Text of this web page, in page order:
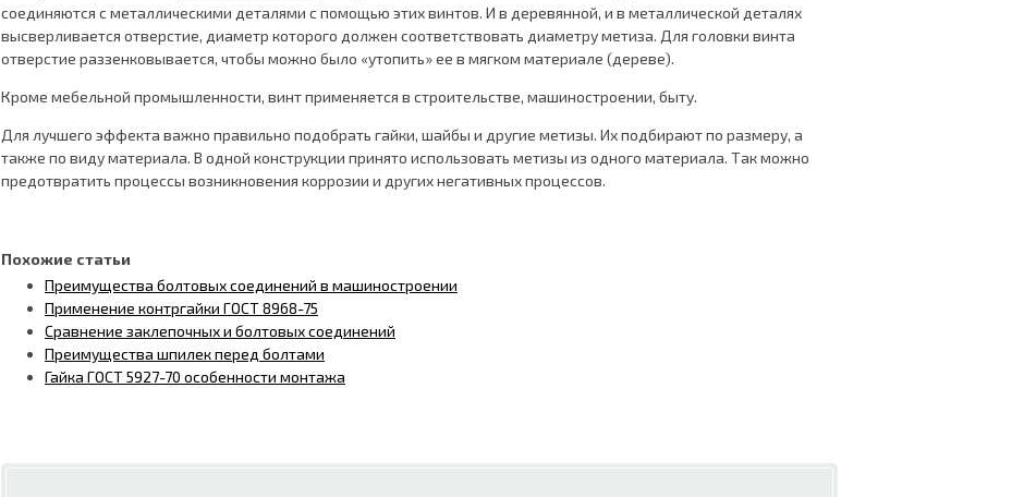
соединяются с металлическими деталями с помощью этих винтов. И в деревянной, и в металлической деталях
высверливается отверстие, диаметр которого должен соответствовать диаметру метиза. Для головки винта
отверстие раззенковывается, чтобы можно было «утопить» ее в мягком материале (дереве).
Кроме мебельной промышленности, винт применяется в строительстве, машиностроении, быту.
Для лучшего эффекта важно правильно подобрать гайки, шайбы и другие метизы. Их подбирают по размеру, а
также по виду материала. В одной конструкции принято использовать метизы из одного материала. Так можно
предотвратить процессы возникновения коррозии и других негативных процессов.
Похожие статьи
Преимущества болтовых соединений в машиностроении
Применение контргайки ГОСТ 8968-75
Сравнение заклепочных и болтовых соединений
Преимущества шпилек перед болтами
Гайка ГОСТ 5927-70 особенности монтажа